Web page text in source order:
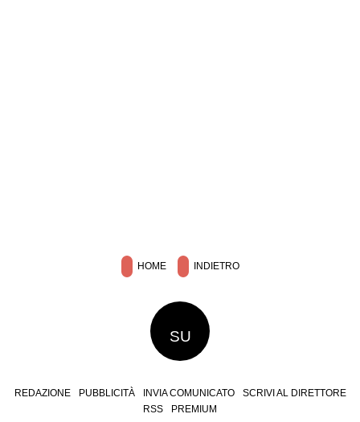
HOME INDIETRO
SU
REDAZIONE PUBBLICITÀ INVIA COMUNICATO
SCRIVI AL DIRETTORE
RSS
PREMIUM